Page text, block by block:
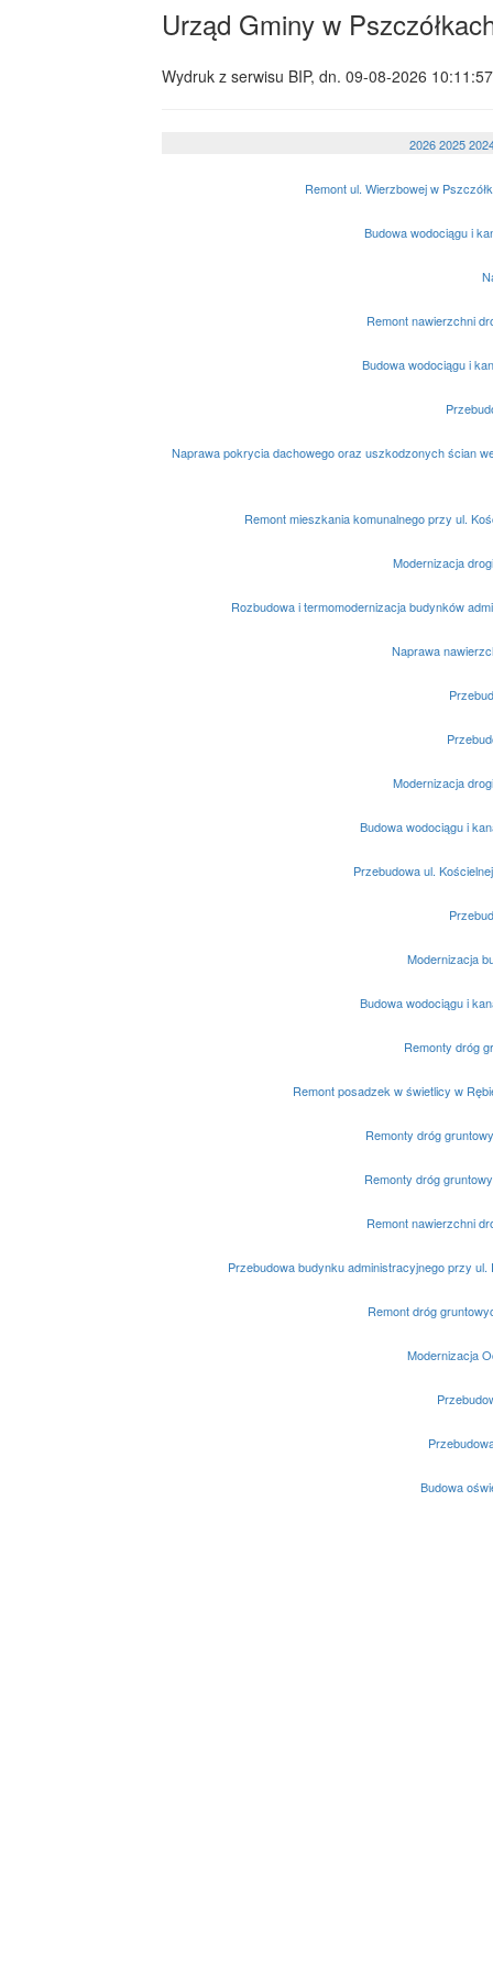
Urząd Gminy w
Wydruk z serwisu BIP, dn. 09-08-2026 10:11:57
20262025
Remont ul. Wierzbowej w
Budowa wodociągu i
Remont nawierzchni
Budowa wodociągu i
Naprawa pokrycia dachowego oraz uszkodzonych ścian
Remont mieszkania komunalnego przy ul.
Modernizacja
Rozbudowa i termomodernizacja budynków
Naprawa
Modernizacja
Budowa wodociągu i
Przebudowa ul.
Modernizacja
Budowa wodociągu i
Remonty dróg
Remont posadzek w świetlicy w
Remonty dróg
Remonty dróg
Remont nawierzchni
Przebudowa budynku administracyjnego przy
Remont dróg
Modernizacja
Budowa